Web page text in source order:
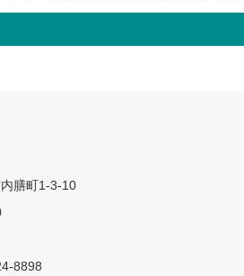
膳町1-3-10
8898